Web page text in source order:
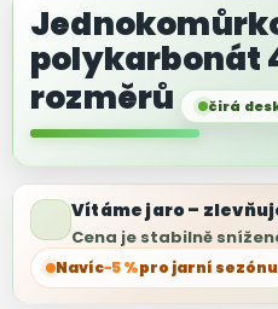
polykarbonát
rozměrů
čirá
Vítáme jaro –
Cena je stabilně
Navíc−5 %pro jarní sezónu